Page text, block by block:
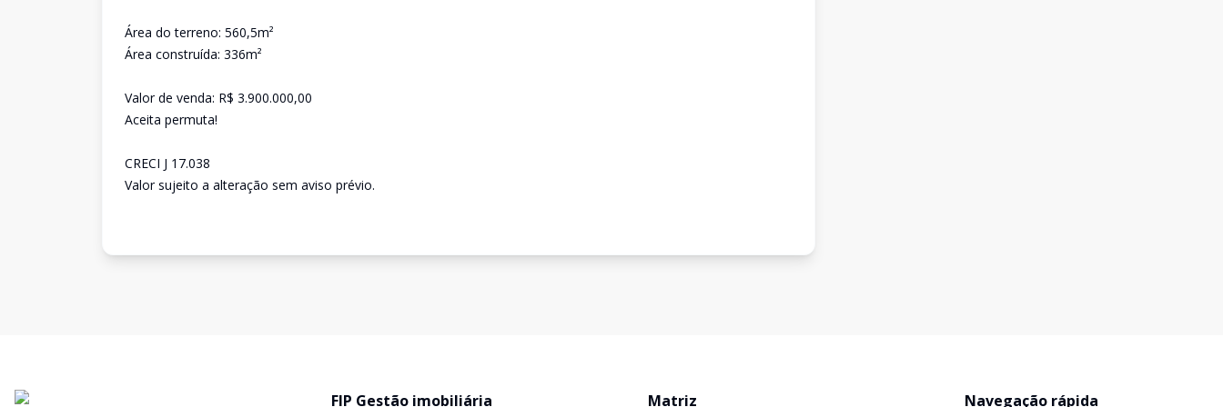
Área do terreno: 560,5m²
Área construída: 336m²
Valor de venda: R$ 3.900.000,00
Aceita permuta!
CRECI J 17.038
Valor sujeito a alteração sem aviso prévio.
FIP Gestão imobiliária Matriz Navegação rápida